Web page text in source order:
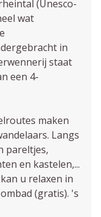
(Unesco-
wat
in
staat
een 4-
maken
Langs
pareltjes,
en kastelen,...
u relaxen in
(gratis). 's